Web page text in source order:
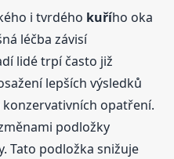
i tvrdého kuřího oka
léčba závisí
lidé trpí často již
lepších výsledků
opatření.
podložky
Tato podložka snižuje